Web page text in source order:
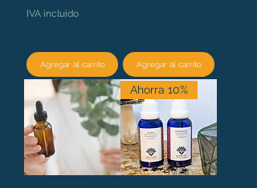
IVA incluido
Agregar al carrito Agregar al carrito
Ahorra 10%